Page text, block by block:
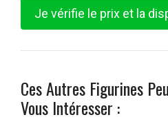
Je vérifie le prix et la
Ces Autres Figurines
Vous Intéresser :